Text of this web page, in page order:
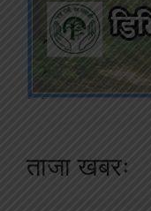
ताजा खबरः